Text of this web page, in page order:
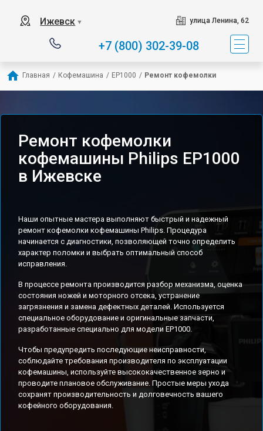
Ижевск ▼ улица Ленина, 62
+7 (800) 302-39-08
Главная / Кофемашина / EP1000 / Ремонт кофемолки
Ремонт кофемолки
кофемашины Philips EP1000
в Ижевске
Наши опытные мастера выполняют быстрый и надежный
ремонт кофемолки кофемашины Philips. Процедура
начинается с диагностики, позволяющей точно определить
характер поломки и выбрать оптимальный способ
исправления.
В процессе ремонта производится разбор механизма, оценка
состояния ножей и моторного отсека, устранение
загрязнения и замена дефектных деталей. Используется
специальное оборудование и оригинальные запчасти,
разработанные специально для модели EP1000.
Чтобы предупредить последующие неисправности,
соблюдайте требования производителя по эксплуатации
кофемашины, используйте высококачественное зерно и
проводите плановое обслуживание. Простые меры ухода
сохранят производительность и долговечность вашего
кофейного оборудования.